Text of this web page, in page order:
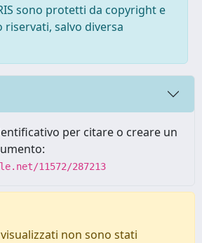
sono protetti da copyright e
salvo diversa
per citare o creare un
11572/287213
non sono stati